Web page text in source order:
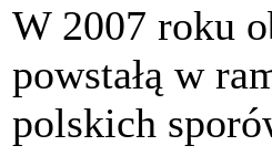
W 2007 roku
powstałą w
polskich